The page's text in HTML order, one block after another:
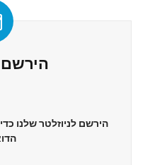
הירשם
הירשם לניוזלטר שלנו